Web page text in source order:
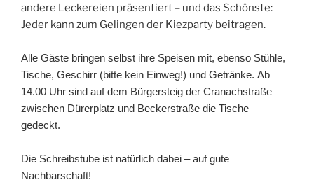
andere Leckereien präsentiert – und das Schönste:
Jeder kann zum Gelingen der Kiezparty beitragen.
Alle Gäste bringen selbst ihre Speisen mit, ebenso Stühle,
Tische, Geschirr (bitte kein Einweg!) und Getränke. Ab
14.00 Uhr sind auf dem Bürgersteig der Cranachstraße
zwischen Dürerplatz und Beckerstraße die Tische
gedeckt.
Die Schreibstube ist natürlich dabei – auf gute
Nachbarschaft!